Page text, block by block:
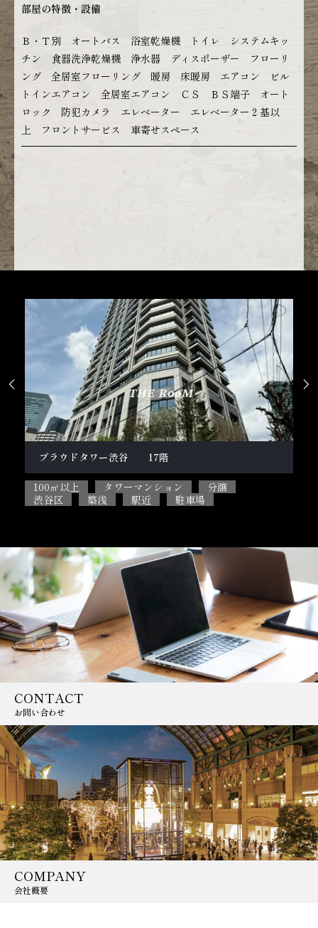
部屋の特徴・設備
Ｂ・Ｔ別 オートバス 浴室乾燥機 トイレ システムキッ
チン 食器洗浄乾燥機 浄水器 ディスポーザー フローリ
ング 全居室フローリング 暖房 床暖房 エアコン ビル
トインエアコン 全居室エアコン ＣＳ ＢＳ端子 オート
ロック 防犯カメラ エレベーター エレベーター２基以
上 フロントサービス 車寄せスペース
柿の木坂１丁目戸建
100㎡以上 5SLDK
ペット相談可能
目黒区
閑静な住宅街 駐車場
 
CONTACT
お問い合わせ
COMPANY
会社概要